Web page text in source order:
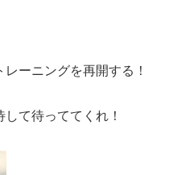
ーニングを再開する！
て待っててくれ！